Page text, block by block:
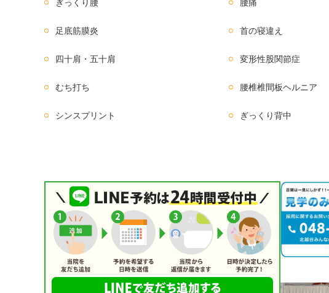
ぎっくり腰 腰痛
足底筋膜炎 首の寝違え
四十肩・五十肩 変形性股関節症
むち打ち 腰椎椎間板ヘルニア
シンスプリント ぎっくり背中